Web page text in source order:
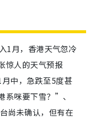
1月，香港天气忽冷
惊人的天气预报
中，急跌至5度甚
系咪要下雪？”、
尚未确认，但有在